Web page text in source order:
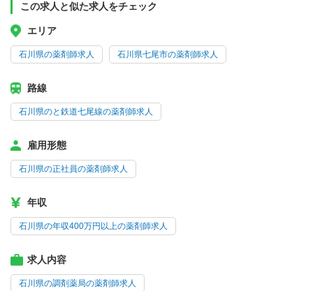
この求人と似た求人をチェック
エリア
石川県の薬剤師求人 石川県七尾市の薬剤師求人
路線
石川県のと鉄道七尾線の薬剤師求人
雇用形態
石川県の正社員の薬剤師求人
年収
石川県の年収400万円以上の薬剤師求人
求人内容
石川県の調剤薬局の薬剤師求人